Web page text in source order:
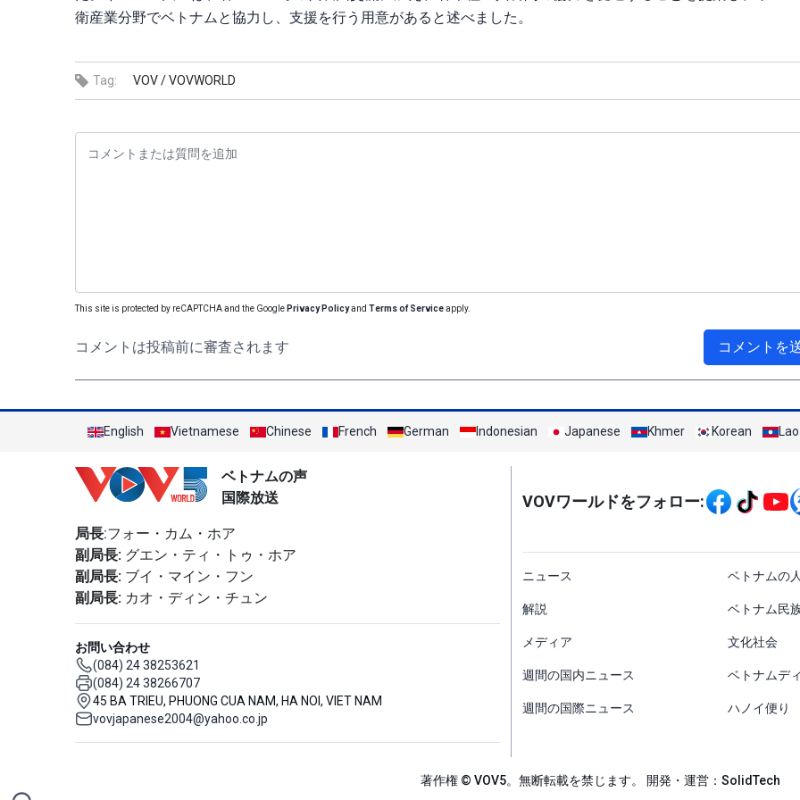
衛産業分野でベトナムと協力し、支援を行う用意があると述べました。
Tag: VOV /VOVWORLD
This site is protected by reCAPTCHA and the Google Privacy Policyand Terms of Serviceapply.
コメントは投稿前に審査されます コメントを
English Vietnamese Chinese French German Indonesian Japanese Khmer Korean Lao
ベトナムの声
国際放送
局長:フォー・カム・ホア
副局長: グエン・ティ・トゥ・ホア
副局長: ブイ・マイン・フン
副局長: カオ・ディン・チュン
お問い合わせ
(084) 24 38253621
(084) 24 38266707
45 BA TRIEU, PHUONG CUA NAM, HA NOI, VIET NAM
vovjapanese2004@yahoo.co.jp
VOVワールドをフォロー:
menu footer tiếng
ニュース ベトナムの
解説 ベトナム民
メディア 文化社会
週間の国内ニュース ベトナムデ
週間の国際ニュース ハノイ便り
著作権 © VOV5。無断転載を禁じます。 開発・運営：SolidTech